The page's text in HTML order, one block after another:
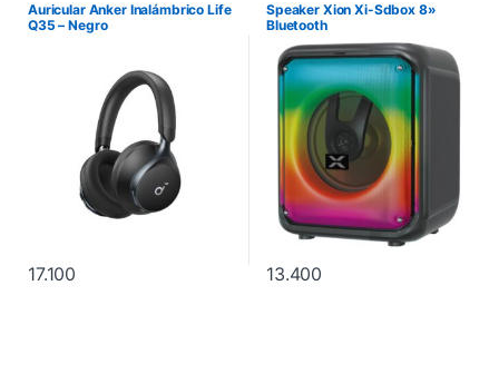
Auricular Anker Inalámbrico Life
Q35 – Negro
17.100
Speaker Xion Xi-Sdbox 8»
Bluetooth
13.400